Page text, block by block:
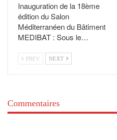
Inauguration de la 18ème
édition du Salon
Méditerranéen du Bâtiment
MEDIBAT : Sous le…
PREV NEXT
Commentaires